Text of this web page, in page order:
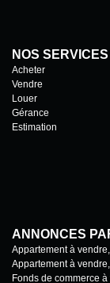
NOS SERVICES
Acheter
Vendre
Louer
Gérance
Estimation
ANNONCES
Appartement à
Appartement à
Fonds de commerce